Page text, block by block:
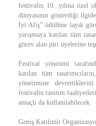
festivalin 10. yılına özel
dünyasının gösterdiği
İyi Afiş” ödülüne layık
yarışmaya katılan tüm
görev alan jüri üyelerine
Festival yönetimi
katılan tüm
yönetimine
festivalin tanıtım
amaçlı da kullanılabilecek.
Geniş Katılımlı